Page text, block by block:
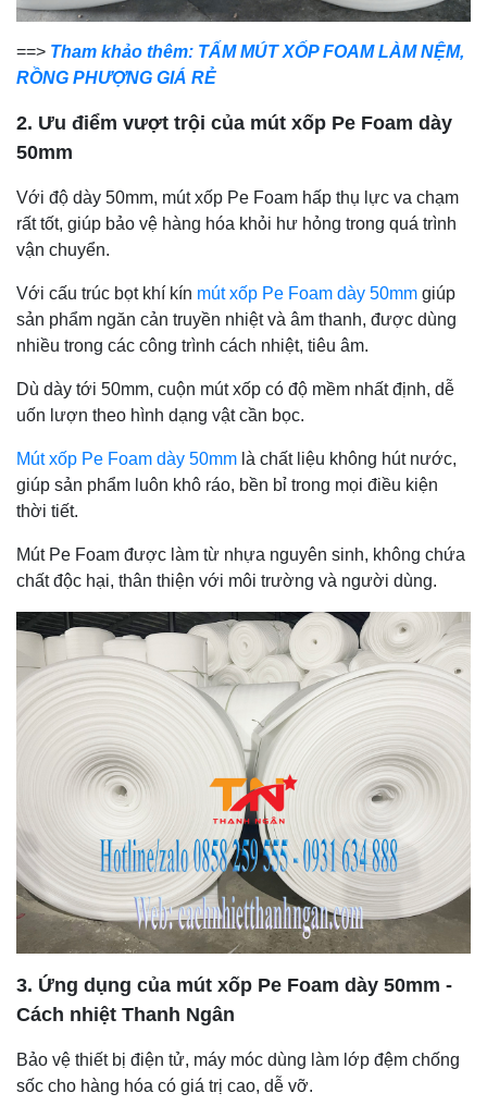
==> Tham khảo thêm: TẤM MÚT XỐP FOAM LÀM NỆM,
RỒNG PHƯỢNG GIÁ RẺ
2. Ưu điểm vượt trội của mút xốp Pe Foam dày
50mm
Với độ dày 50mm, mút xốp Pe Foam hấp thụ lực va chạm
rất tốt, giúp bảo vệ hàng hóa khỏi hư hỏng trong quá trình
vận chuyển.
Với cấu trúc bọt khí kín mút xốp Pe Foam dày 50mm giúp
sản phẩm ngăn cản truyền nhiệt và âm thanh, được dùng
nhiều trong các công trình cách nhiệt, tiêu âm.
Dù dày tới 50mm, cuộn mút xốp có độ mềm nhất định, dễ
uốn lượn theo hình dạng vật cần bọc.
Mút xốp Pe Foam dày 50mm là chất liệu không hút nước,
giúp sản phẩm luôn khô ráo, bền bỉ trong mọi điều kiện
thời tiết.
Mút Pe Foam được làm từ nhựa nguyên sinh, không chứa
chất độc hại, thân thiện với môi trường và người dùng.
3. Ứng dụng của mút xốp Pe Foam dày 50mm -
Cách nhiệt Thanh Ngân
Bảo vệ thiết bị điện tử, máy móc dùng làm lớp đệm chống
sốc cho hàng hóa có giá trị cao, dễ vỡ.